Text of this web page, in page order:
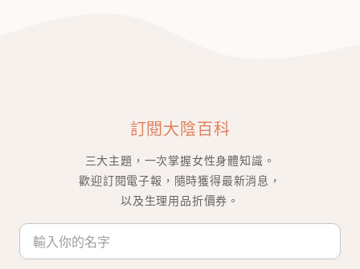
訂閱大陰百科
三大主題，一次掌握女性身體知識。
歡迎訂閱電子報，隨時獲得最新消息，
以及生理用品折價券。